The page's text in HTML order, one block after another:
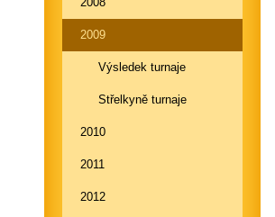
2009
Výsledek turnaje
Střelkyně turnaje
2010
2011
2012